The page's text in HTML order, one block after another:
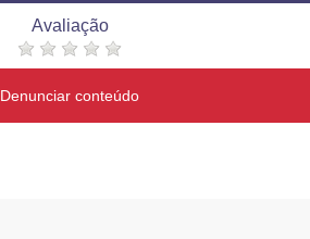
Avaliação
Denunciar conteúdo